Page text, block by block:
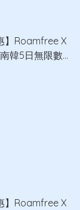
】Roamfree X
韓5日無限數
】Roamfree X